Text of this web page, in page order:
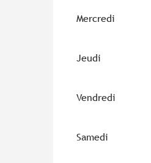
Mercredi
Jeudi
Vendredi
Samedi